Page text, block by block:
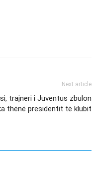
Next article
trajneri i Juventus zbulon
thënë presidentit të klubit